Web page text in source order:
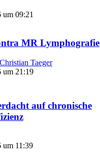
um 09:21
MR Lymphografie
Taeger
um 21:19
auf chronische
um 11:39